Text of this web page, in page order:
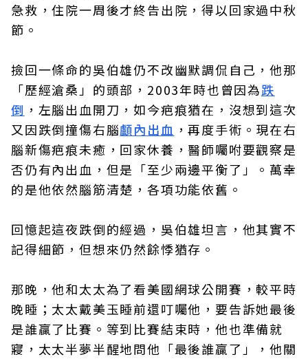
急救，住院一周後才終告出院，得以回家過中秋
節。
撿回一條命的吳伯雄仍不改幽默調侃自己，他那
「歷經滄桑」的頭部，2003年時也曾因為跌
倒 ，左腦出血開刀，如今疤痕猶在，沒想到這次
又因跌倒撞傷右腦顱內出血 ，再度手術。現在右
腦新傷疤痕未癒，回家休養，醫師囑咐要觀察是
否仍有內出血，但是「至少兩邊平衡了」。萬幸
的是他依然腦筋清楚，各項功能依舊。
回憶起這夜跌倒的經過，吳伯雄坦言，他其實不
記得細節，但想來仍然餘悸猶存。
那晚，他和太太為了看美國網球公開賽，較平時
晚睡；太太戴美玉睡前還叮囑他，要告訴她最後
是誰贏了比賽。等到比賽結束時，他也準備就
寢，太太半夢半醒地問他「最後誰贏了」，他關